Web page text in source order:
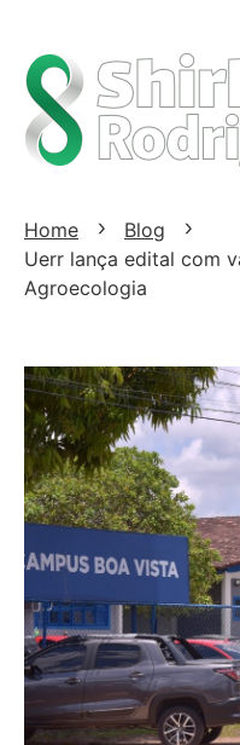
Home
Blog
Uerr lança edital com
Agroecologia